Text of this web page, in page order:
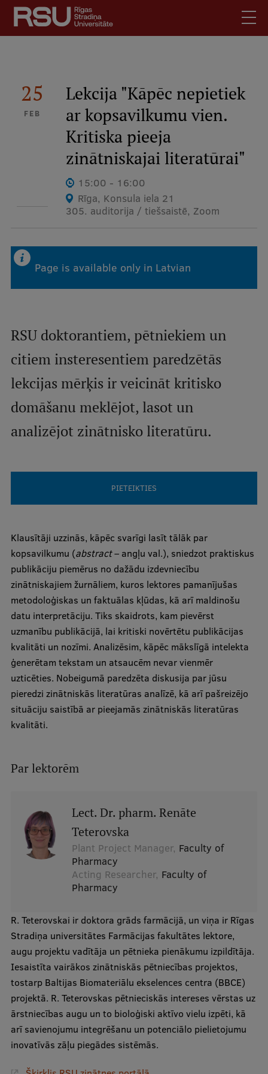
Skip
main
content
SearchMobile
augšējā
izvēlne
For Employers
How to find us
Jobs
galvenā
izvēlne
Postgraduate Study Programmes
Graduate Medical Training
Medizinstudium an der RSU
International Student Ambassadors
About Us
Student life
Study bases
Our people
Structure
Visual Identity
RSU Great Hall
Museums and exhibitions
Development and research projects
Virtual tour
Study and environmental accessibility
Sustainable Development Goals
Performance Data 2025
Souvenirs and books
25
FEB
Lekcija "Kāpēc nepietiek
ar kopsavilkumu vien.
Kritiska pieeja
zinātniskajai literatūrai"
15:00 - 16:00
Rīga, Konsula iela 21
305. auditorija / tiešsaistē, Zoom
Page is available only in Latvian
RSU doktorantiem, pētniekiem un
citiem insteresentiem paredzētās
lekcijas mērķis ir veicināt kritisko
domāšanu meklējot, lasot un
analizējot zinātnisko literatūru.
PIETEIKTIES
Klausītāji uzzinās, kāpēc svarīgi lasīt tālāk par
kopsavilkumu (abstract– angļu val.), sniedzot praktiskus
publikāciju piemērus no dažādu izdevniecību
zinātniskajiem žurnāliem, kuros lektores pamanījušas
metodoloģiskas un faktuālas kļūdas, kā arī maldinošu
datu interpretāciju. Tiks skaidrots, kam pievērst
uzmanību publikācijā, lai kritiski novērtētu publikācijas
kvalitāti un nozīmi. Analizēsim, kāpēc mākslīgā intelekta
ģenerētam tekstam un atsaucēm nevar vienmēr
uzticēties. Nobeigumā paredzēta diskusija par jūsu
pieredzi zinātniskās literatūras analīzē, kā arī pašreizējo
situāciju saistībā ar pieejamās zinātniskās literatūras
kvalitāti.
Par lektorēm
Lect. Dr. pharm. Renāte
Teterovska
Plant Project Manager, Faculty of
Pharmacy
Acting Researcher, Faculty of
Pharmacy
R. Teterovskai ir doktora grāds farmācijā, un viņa ir Rīgas
Stradiņa universitātes Farmācijas fakultātes lektore,
augu projektu vadītāja un pētnieka pienākumu izpildītāja.
Iesaistīta vairākos zinātniskās pētniecības projektos,
tostarp Baltijas Biomateriālu ekselences centra (BBCE)
projektā. R. Teterovskas pētnieciskās intereses vērstas uz
ārstniecības augu un to bioloģiski aktīvo vielu izpēti, kā
arī savienojumu integrēšanu un potenciālo pielietojumu
inovatīvās zāļu piegādes sistēmās.